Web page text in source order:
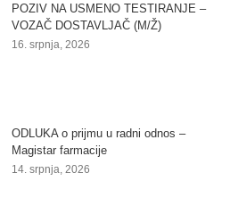
POZIV NA USMENO TESTIRANJE –
VOZAČ DOSTAVLJAČ (M/Ž)
16. srpnja, 2026
ODLUKA o prijmu u radni odnos –
Magistar farmacije
14. srpnja, 2026